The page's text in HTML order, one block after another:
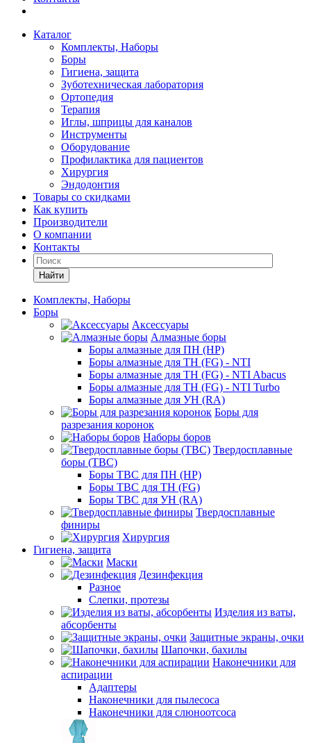
Каталог
Комплекты, Наборы
Боры
Гигиена, защита
Зуботехническая лаборатория
Ортопедия
Терапия
Иглы, шприцы для каналов
Инструменты
Оборудование
Профилактика для пациентов
Хирургия
Эндодонтия
Товары со скидками
Как купить
Производители
О компании
Контакты
Найти
Комплекты, Наборы
Боры
Аксессуары
Алмазные боры
Боры алмазные для ПН (HP)
Боры алмазные для ТН (FG) - NTI
Боры алмазные для ТН (FG) - NTI Abacus
Боры алмазные для ТН (FG) - NTI Turbo
Боры алмазные для УН (RA)
Боры для
разрезания коронок
Наборы боров
Твердосплавные
боры (ТВС)
Боры ТВС для ПН (HP)
Боры ТВС для ТН (FG)
Боры ТВС для УН (RA)
Твердосплавные
финиры
Хирургия
Гигиена, защита
Маски
Дезинфекция
Разное
Слепки, протезы
Изделия из ваты,
абсорбенты
Защитные экраны, очки
Шапочки, бахилы
Наконечники для
аспирации
Адаптеры
Наконечники для пылесоса
Наконечники для слюноотсоса